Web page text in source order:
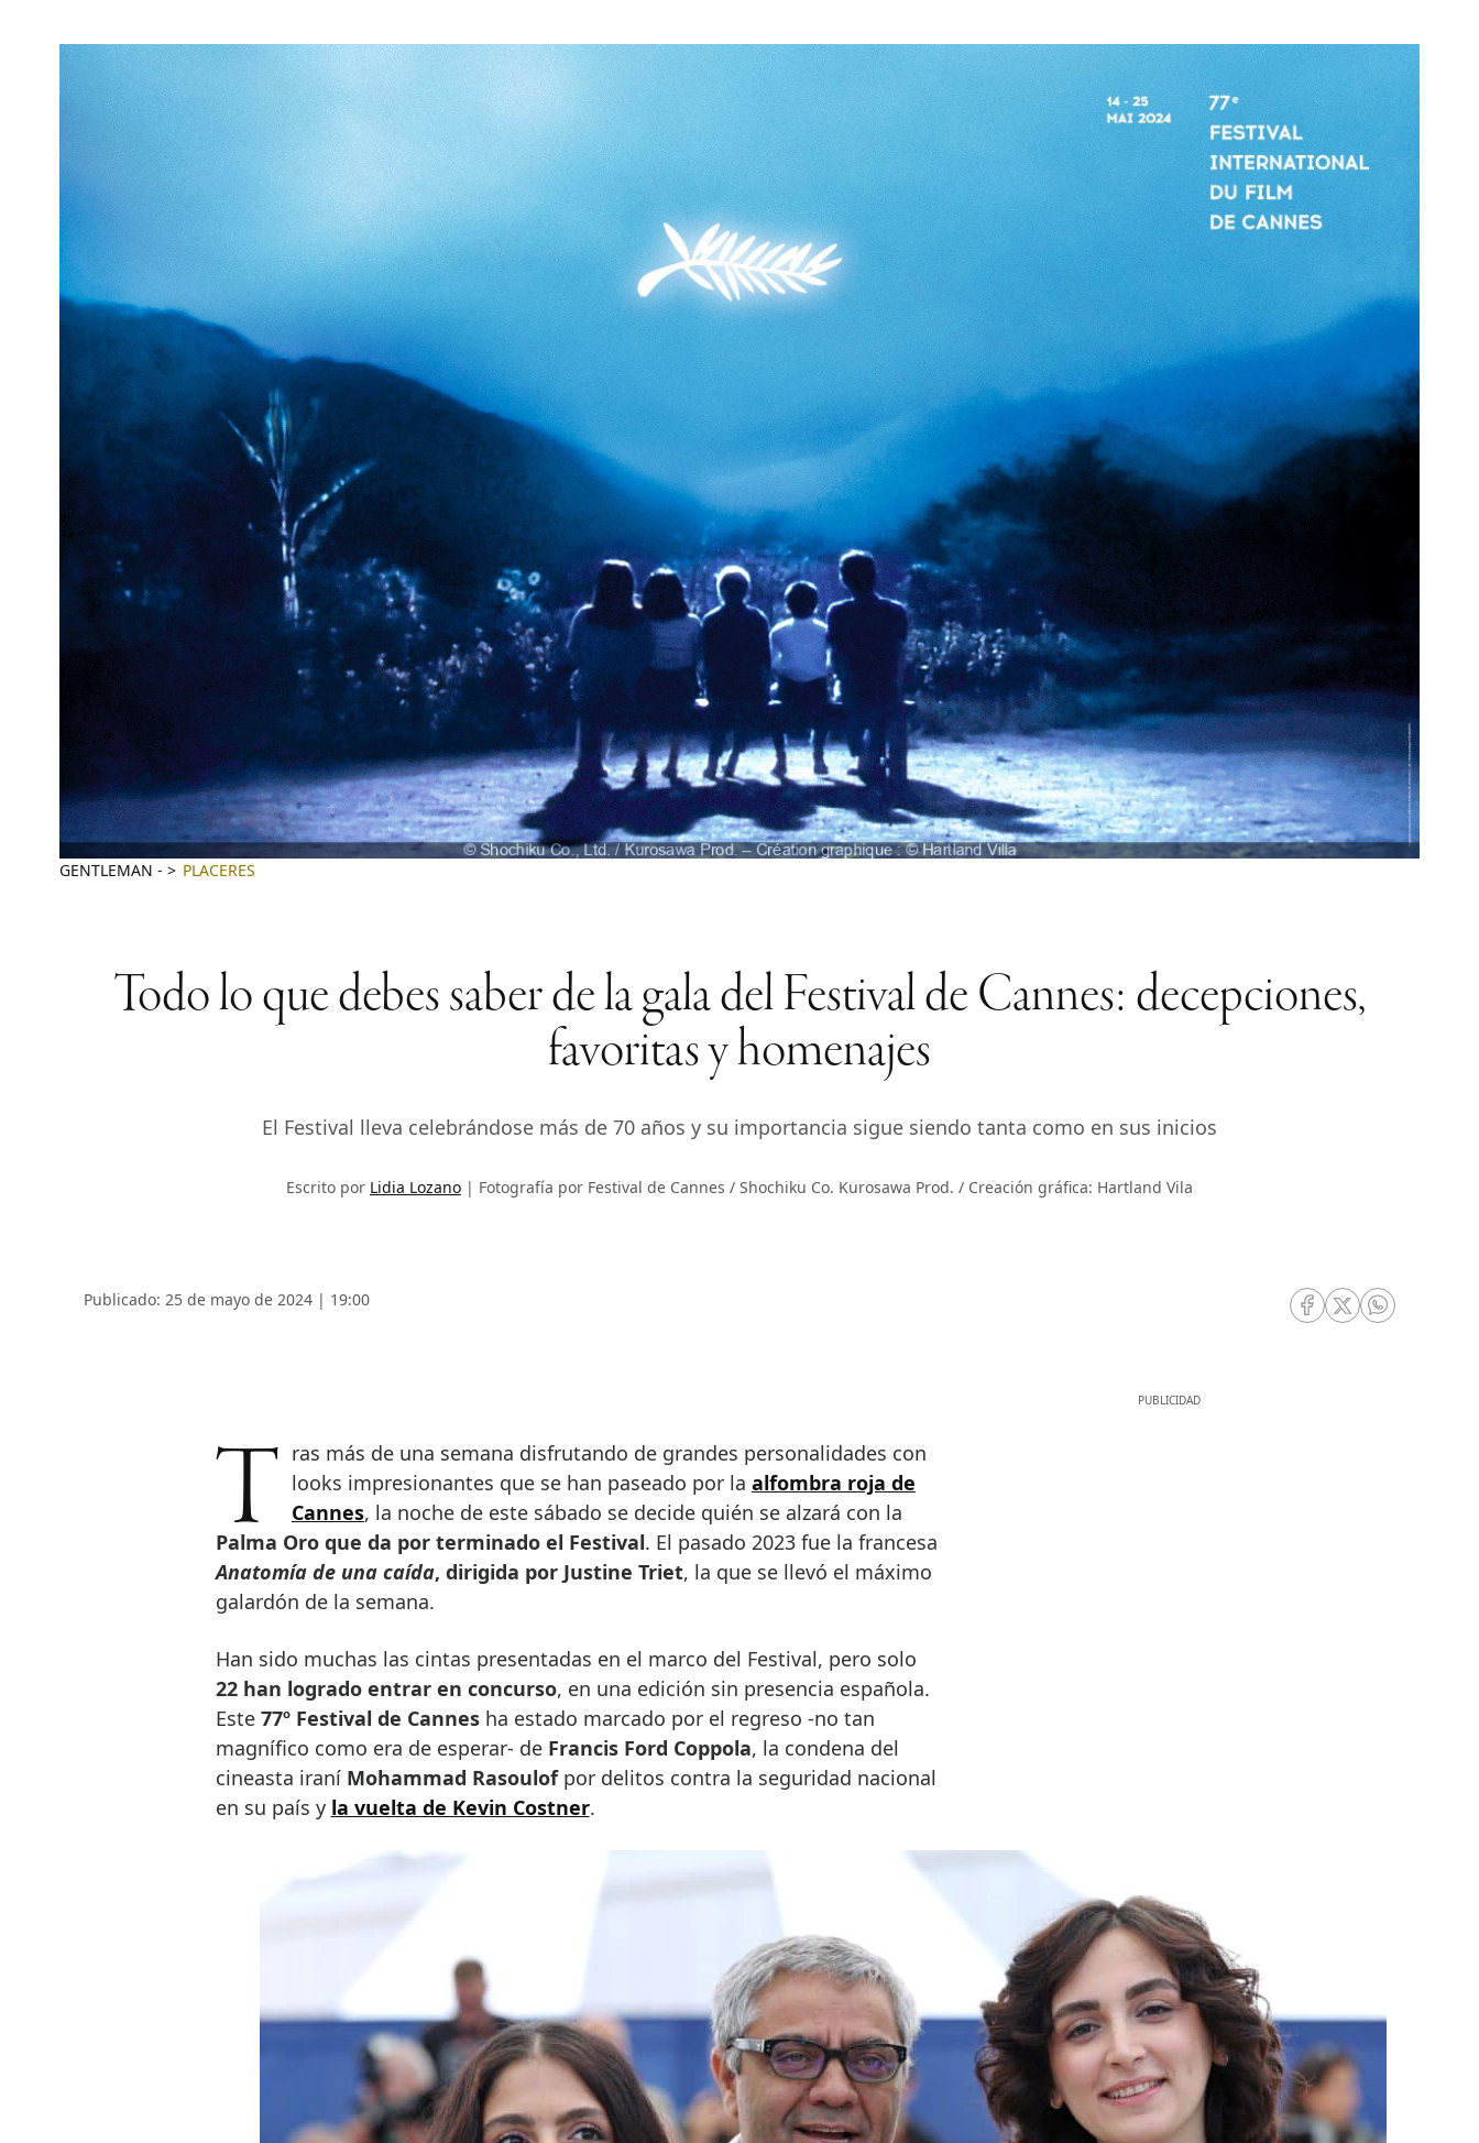
GENTLEMAN - PLACERES
Todo lo que debes saber de la gala del Festival de Cannes: decepciones,
favoritas y homenajes
El Festival lleva celebrándose más de 70 años y su importancia sigue siendo tanta como en sus inicios
Escrito por Lidia Lozano Fotografía por Festival de Cannes / Shochiku Co. Kurosawa Prod. / Creación gráfica: Hartland Vila
Publicado: 25 de mayo de 2024 | 19:00
RRSS Facebook
RRSS Twitter
RRSS
Tras más de una semana disfrutando de grandes personalidades con looks impresionantes que se han paseado por la alfombra roja de
Cannes, la noche de este sábado se decide quién se alzará con la
Palma Oro que da por terminado el Festival. El pasado 2023 fue la francesa
Anatomía de una caída, dirigida por Justine Triet, la que se llevó el máximo
galardón de la semana.
Han sido muchas las cintas presentadas en el marco del Festival, pero solo
22 han logrado entrar en concurso, en una edición sin presencia española.
Este 77º Festival de Cannes ha estado marcado por el regreso -no tan
magnífico como era de esperar- de Francis Ford Coppola, la condena del
cineasta iraní Mohammad Rasoulof por delitos contra la seguridad nacional
en su país y la vuelta de Kevin Costner.